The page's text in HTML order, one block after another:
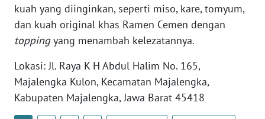
kuah yang diinginkan, seperti miso, kare, tomyum,
dan kuah original khas Ramen Cemen dengan
toppingyang menambah kelezatannya.
Lokasi: Jl. Raya K H Abdul Halim No. 165,
Majalengka Kulon, Kecamatan Majalengka,
Kabupaten Majalengka, Jawa Barat 45418
NTB
WN
WN
SULBAR